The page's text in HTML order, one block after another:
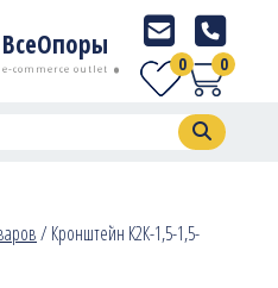
ВсеОпоры
e-commerce outlet 0
0
/Кронштейн К2К-1,5-1,5-